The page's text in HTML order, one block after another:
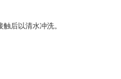
后以清水冲洗。